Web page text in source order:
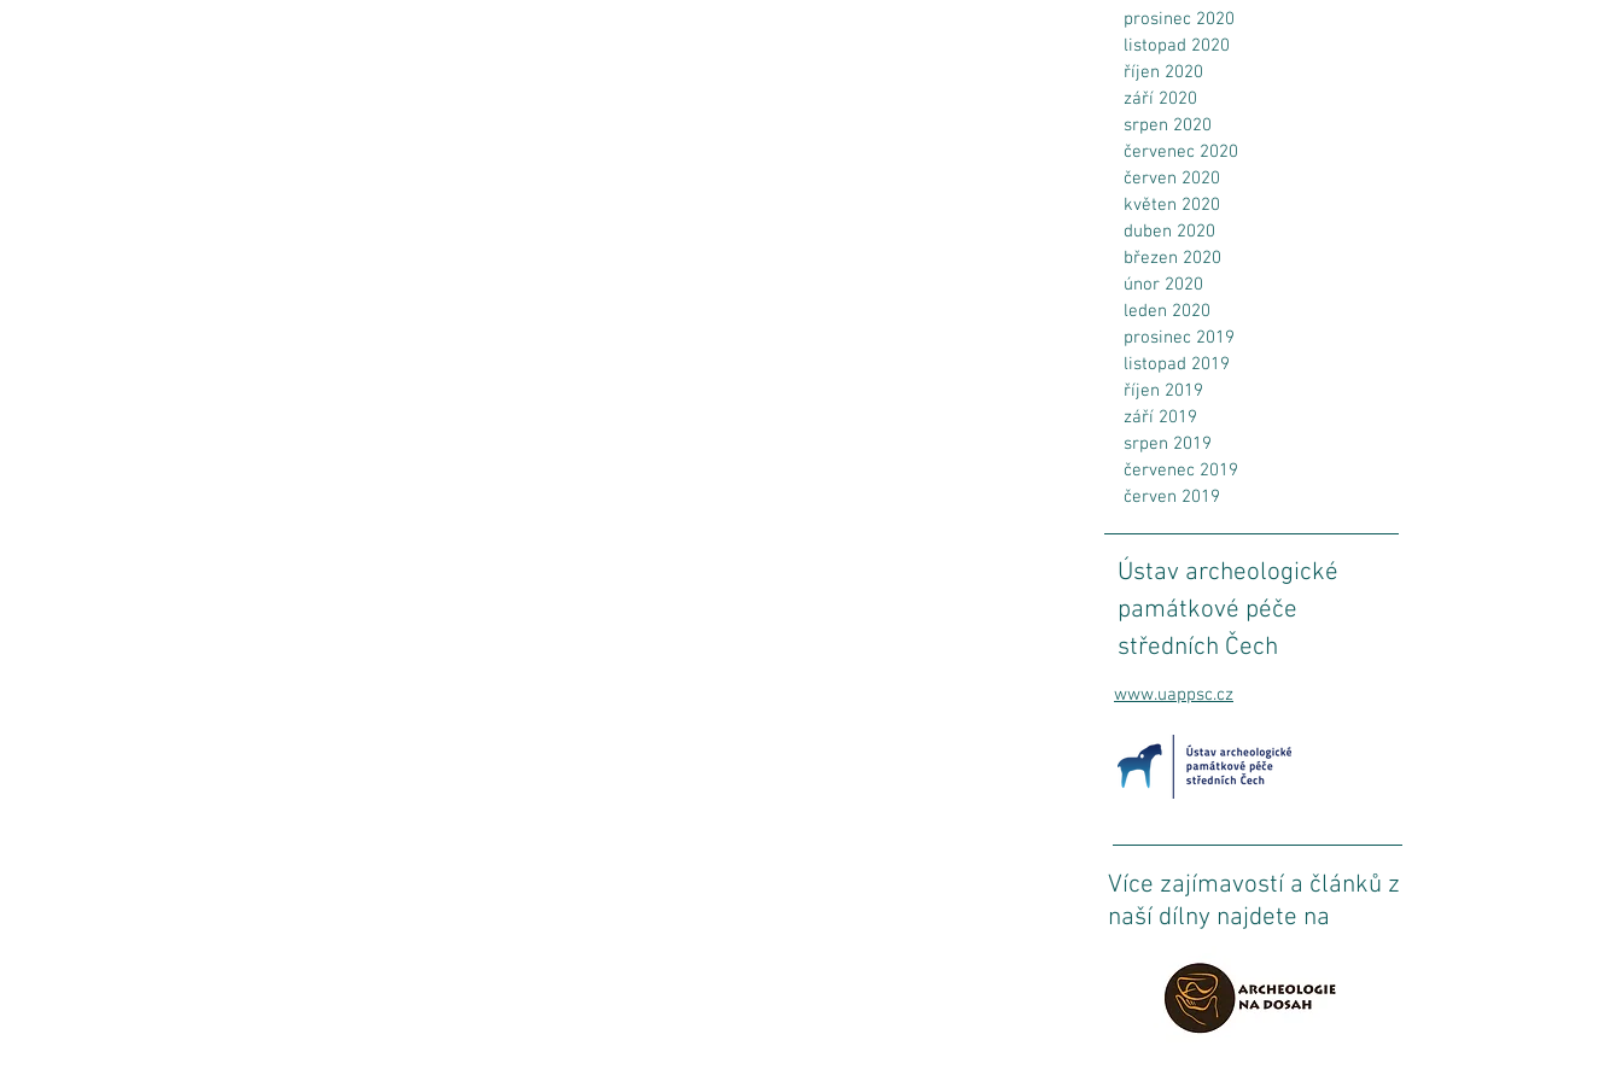
prosinec 2020
listopad 2020
říjen 2020
září 2020
srpen 2020
červenec 2020
červen 2020
květen 2020
duben 2020
březen 2020
únor 2020
leden 2020
prosinec 2019
listopad 2019
říjen 2019
září 2019
srpen 2019
červenec 2019
červen 2019
Ústav archeologické
památkové péče
středních Čech
www.uappsc.cz
Více zajímavostí a článků z
naší dílny najdete na